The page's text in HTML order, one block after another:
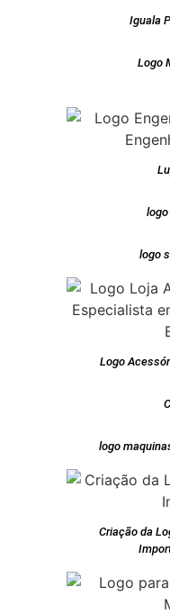
Iguala
Logo
logo
Logo
logo
Criação da